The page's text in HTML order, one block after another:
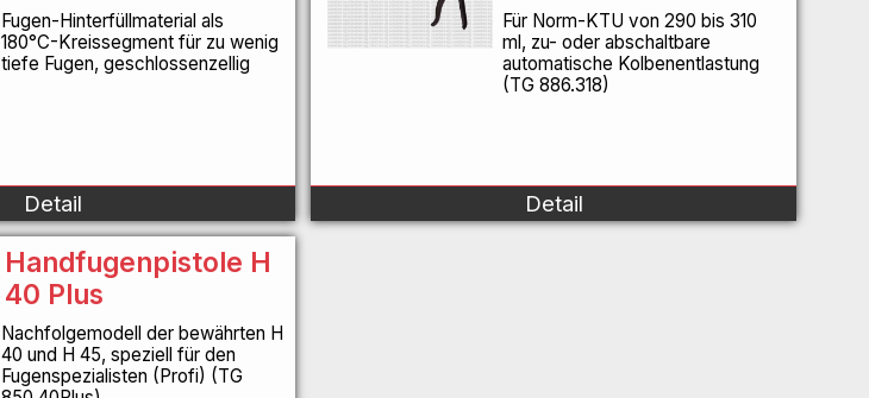
Fugen-Hinterfüllmaterial als
180°C-Kreissegment für zu wenig
tiefe Fugen, geschlossenzellig
Detail
Für Norm-KTU von 290 bis 310
ml, zu- oder abschaltbare
automatische Kolbenentlastung
(TG 886.318)
Detail
Handfugenpistole H
40 Plus
Nachfolgemodell der bewährten H
40 und H 45, speziell für den
Fugenspezialisten (Profi) (TG